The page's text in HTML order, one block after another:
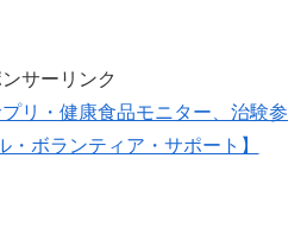
サーリンク
リ・健康食品モニター、治験参
・ボランティア・サポート】